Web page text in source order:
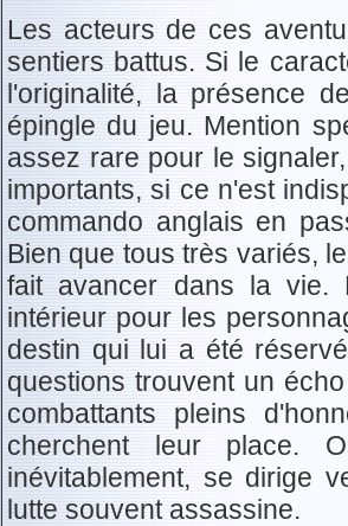
Les acteurs de ces
sentiers battus. Si le
l'originalité, la présence
épingle du jeu. Mention
assez rare pour le
importants, si ce n'est
commando anglais en
Bien que tous très variés,
fait avancer dans la vie.
intérieur pour les
destin qui lui a été
questions trouvent un
combattants pleins
cherchent leur place.
inévitablement, se dirige
lutte souvent assassine.